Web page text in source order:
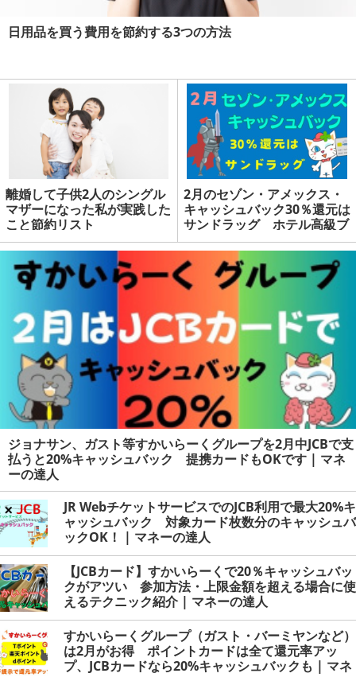
日用品を買う費用を節約する3つの方法
離婚して子供2人のシングル
マザーになった私が実践した
こと節約リスト
2月のセゾン・アメックス・
キャッシュバック30％還元は
サンドラッグ ホテル高級ブ
ランドにも注目 | マネーの達
人
ジョナサン、ガスト等すかいらーくグループを2月中JCBで支
払うと20%キャッシュバック 提携カードもOKです | マネ
ーの達人
JR WebチケットサービスでのJCB利用で最大20%キ
ャッシュバック 対象カード枚数分のキャッシュバ
ックOK！ | マネーの達人
【JCBカード】すかいらーくで20％キャッシュバッ
クがアツい 参加方法・上限金額を超える場合に使
えるテクニック紹介 | マネーの達人
すかいらーくグループ（ガスト・バーミヤンなど）
は2月がお得 ポイントカードは全て還元率アッ
プ、JCBカードなら20%キャッシュバックも | マネ